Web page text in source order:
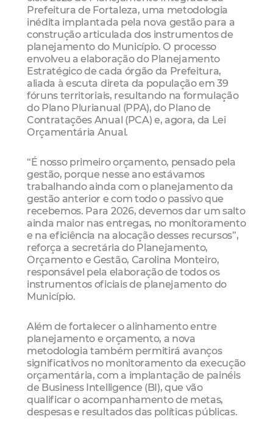
Prefeitura de Fortaleza, uma metodologia
inédita implantada pela nova gestão para a
construção articulada dos instrumentos de
planejamento do Município. O processo
envolveu a elaboração do Planejamento
Estratégico de cada órgão da Prefeitura,
aliada à escuta direta da população em 39
fóruns territoriais, resultando na formulação
do Plano Plurianual (PPA), do Plano de
Contratações Anual (PCA) e, agora, da Lei
Orçamentária Anual.
“É nosso primeiro orçamento, pensado pela
gestão, porque nesse ano estávamos
trabalhando ainda com o planejamento da
gestão anterior e com todo o passivo que
recebemos. Para 2026, devemos dar um salto
ainda maior nas entregas, no monitoramento
e na eficiência na alocação desses recursos”,
reforça a secretária do Planejamento,
Orçamento e Gestão, Carolina Monteiro,
responsável pela elaboração de todos os
instrumentos oficiais de planejamento do
Município.
Além de fortalecer o alinhamento entre
planejamento e orçamento, a nova
metodologia também permitirá avanços
significativos no monitoramento da execução
orçamentária, com a implantação de painéis
de Business Intelligence (BI), que vão
qualificar o acompanhamento de metas,
despesas e resultados das políticas públicas.